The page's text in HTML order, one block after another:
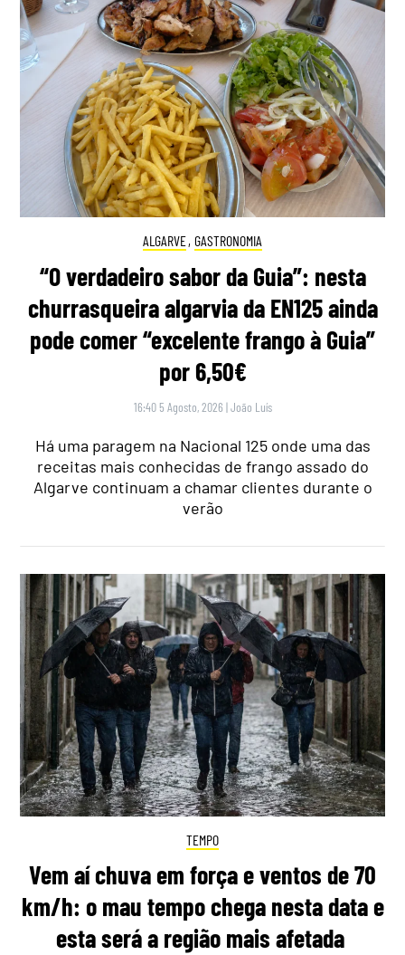
ALGARVE, GASTRONOMIA
“O verdadeiro sabor da Guia”: nesta
churrasqueira algarvia da EN125 ainda
pode comer “excelente frango à Guia”
por 6,50€
16:40 5 Agosto, 2026 |João Luís
Há uma paragem na Nacional 125 onde uma das
receitas mais conhecidas de frango assado do
Algarve continuam a chamar clientes durante o
verão
TEMPO
Vem aí chuva em força e ventos de 70
km/h: o mau tempo chega nesta data e
esta será a região mais afetada